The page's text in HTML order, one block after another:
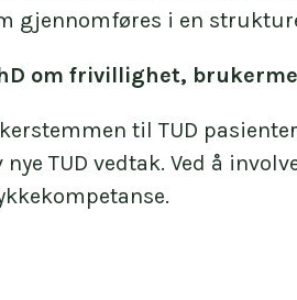
gjennomføres i en
om frivillighet,
til TUD
TUD vedtak. Ved å